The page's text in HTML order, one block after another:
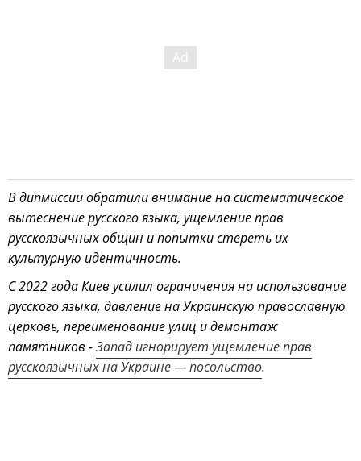
В дипмиссии обратили внимание на систематическое
вытеснение русского языка, ущемление прав
русскоязычных общин и попытки стереть их
культурную идентичность.
С 2022 года Киев усилил ограничения на использование
русского языка, давление на Украинскую православную
церковь, переименование улиц и демонтаж
памятников -Запад игнорирует ущемление прав
русскоязычных на Украине — посольство.